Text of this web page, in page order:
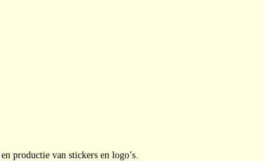
productie van stickers en logo’s.